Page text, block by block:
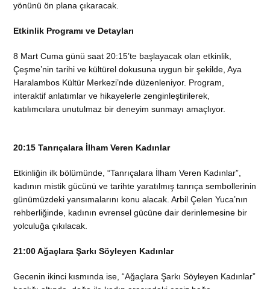
yönünü ön plana çıkaracak.
Etkinlik Programı ve Detayları
8 Mart Cuma günü saat 20:15’te başlayacak olan etkinlik,
Çeşme’nin tarihi ve kültürel dokusuna uygun bir şekilde, Aya
Haralambos Kültür Merkezi’nde düzenleniyor. Program,
interaktif anlatımlar ve hikayelerle zenginleştirilerek,
katılımcılara unutulmaz bir deneyim sunmayı amaçlıyor.
20:15 Tanrıçalara İlham Veren Kadınlar
Etkinliğin ilk bölümünde, “Tanrıçalara İlham Veren Kadınlar”,
kadının mistik gücünü ve tarihte yaratılmış tanrıça sembollerinin
günümüzdeki yansımalarını konu alacak. Arbil Çelen Yuca’nın
rehberliğinde, kadının evrensel gücüne dair derinlemesine bir
yolculuğa çıkılacak.
21:00 Ağaçlara Şarkı Söyleyen Kadınlar
Gecenin ikinci kısmında ise, “Ağaçlara Şarkı Söyleyen Kadınlar”